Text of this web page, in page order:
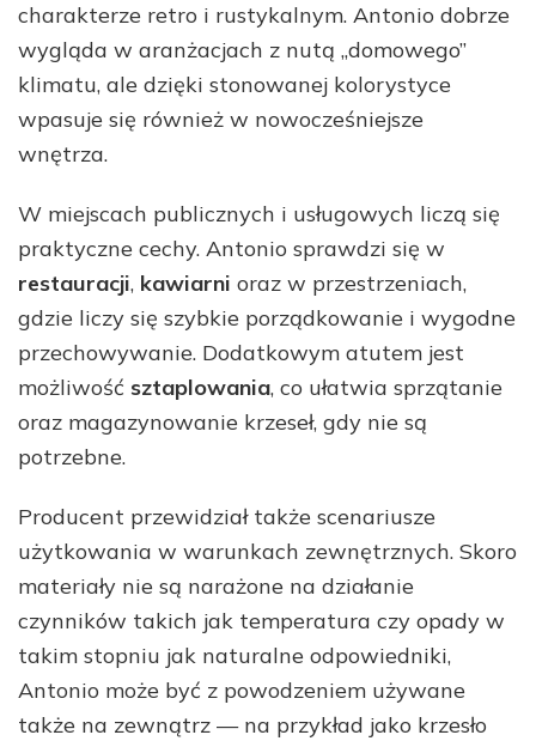
charakterze retro i rustykalnym. Antonio dobrze
wygląda w aranżacjach z nutą „domowego”
klimatu, ale dzięki stonowanej kolorystyce
wpasuje się również w nowocześniejsze
wnętrza.
W miejscach publicznych i usługowych liczą się
praktyczne cechy. Antonio sprawdzi się w
restauracji, kawiarni oraz w przestrzeniach,
gdzie liczy się szybkie porządkowanie i wygodne
przechowywanie. Dodatkowym atutem jest
możliwość sztaplowania, co ułatwia sprzątanie
oraz magazynowanie krzeseł, gdy nie są
potrzebne.
Producent przewidział także scenariusze
użytkowania w warunkach zewnętrznych. Skoro
materiały nie są narażone na działanie
czynników takich jak temperatura czy opady w
takim stopniu jak naturalne odpowiedniki,
Antonio może być z powodzeniem używane
także na zewnątrz — na przykład jako krzesło